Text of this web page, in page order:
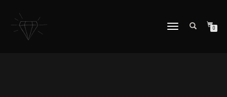
NAVIGATION
0